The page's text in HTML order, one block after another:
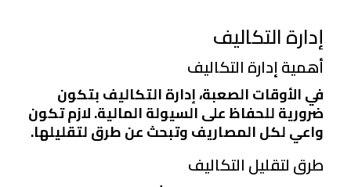
إدارة التكاليف
أهمية إدارة التكاليف
في الأوقات الصعبة، إدارة التكاليف بتكون
ضرورية للحفاظ على السيولة المالية. لازم تكون
واعي لكل المصاريف وتبحث عن طرق لتقليلها.
طرق لتقليل التكاليف